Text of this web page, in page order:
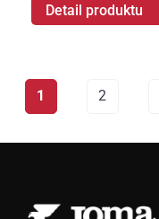
Detail produktu
1 2